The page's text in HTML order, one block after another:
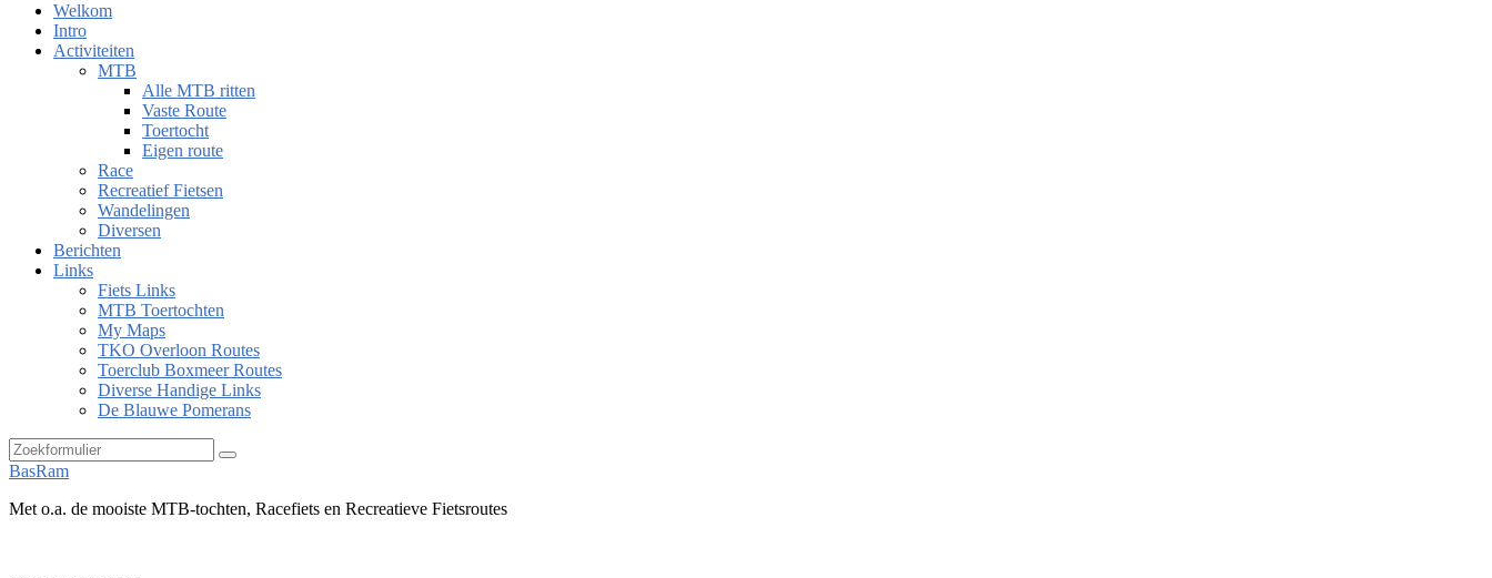
Welkom
Intro
Activiteiten
MTB
Alle MTB ritten
Vaste Route
Toertocht
Eigen route
Race
Recreatief Fietsen
Wandelingen
Diversen
Berichten
Links
Fiets Links
MTB Toertochten
My Maps
TKO Overloon Routes
Toerclub Boxmeer Routes
Diverse Handige Links
De Blauwe Pomerans
Zoeken
BasRam
Met o.a. de mooiste MTB-tochten, Racefiets en Recreatieve Fietsroutes